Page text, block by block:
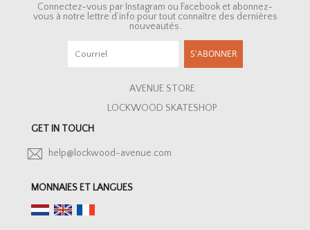
Connectez-vous par Instagram ou Facebook et abonnez-
vous à notre lettre d’info pour tout connaître des dernières
nouveautés.
S'ABONNER
AVENUE STORE
LOCKWOOD SKATESHOP
GET IN TOUCH
help@lockwood-avenue.com
MONNAIES ET LANGUES